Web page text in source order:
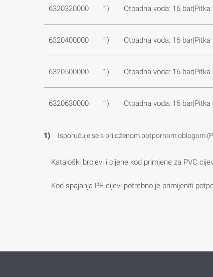
6320320000 1) Otpadna voda: 16 bar|Pitka
6320400000 1) Otpadna voda: 16 bar|Pitka
6320500000 1) Otpadna voda: 16 bar|Pitka
6320630000 1) Otpadna voda: 16 bar|Pitka
1) Isporučuje se s priloženom potpornom oblogom
Kataloški brojevi i cijene kod primjene za PVC
Kod spajanja PE cijevi potrebno je primijeniti